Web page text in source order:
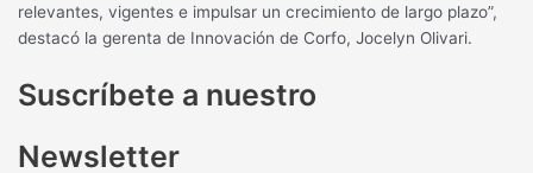
relevantes, vigentes e impulsar un crecimiento de largo plazo”,
destacó la gerenta de Innovación de Corfo, Jocelyn Olivari.
Suscríbete a nuestro
Newsletter